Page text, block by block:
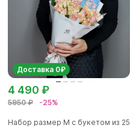
Доставка 0₽
5950 ₽ -25%
4 490 ₽
Набор размер М с букетом из 25